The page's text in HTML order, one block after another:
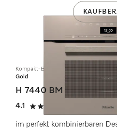
Kompakt-Backofen mit Mikrowelle
Gold
H 7440 BM
4.1
4.1 Sterne von 5
(7
im perfekt kombinierbaren